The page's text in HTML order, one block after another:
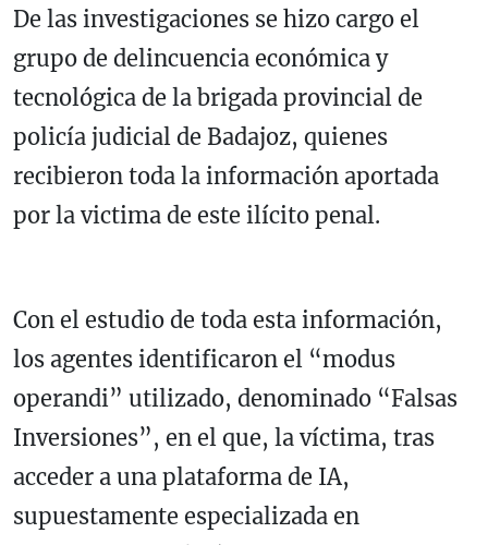
De las investigaciones se hizo cargo el
grupo de delincuencia económica y
tecnológica de la brigada provincial de
policía judicial de Badajoz, quienes
recibieron toda la información aportada
por la victima de este ilícito penal.
Con el estudio de toda esta información,
los agentes identificaron el “modus
operandi” utilizado, denominado “Falsas
Inversiones”, en el que, la víctima, tras
acceder a una plataforma de IA,
supuestamente especializada en